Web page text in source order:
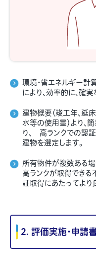
環境・省エネルギー計
により、効率的に、確
建物概要（竣工年、延
水等の使用量）より、
り、 高ランクでの認
建物を選定します。
所有物件が複数ある場
高ランクが取得できる
証取得にあたってより
2. 評価実施・申請